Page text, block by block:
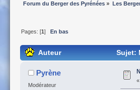
Forum du Berger des Pyrénées » Les
Pages: [1] En bas
Auteur Sujet:
Pyrène
Modérateur
«